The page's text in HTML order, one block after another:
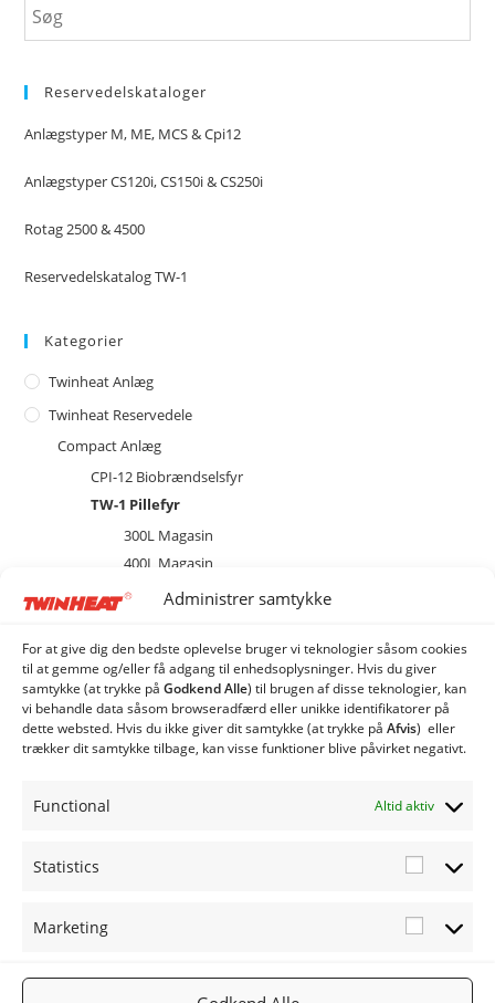
Administrer samtykke
For at give dig den bedste oplevelse bruger vi teknologier såsom cookies
til at gemme og/eller få adgang til enhedsoplysninger. Hvis du giver
samtykke (at trykke på Godkend Alle) til brugen af ​​disse teknologier, kan
vi behandle data såsom browseradfærd eller unikke identifikatorer på
dette websted. Hvis du ikke giver dit samtykke (at trykke på Afvis) eller
trækker dit samtykke tilbage, kan visse funktioner blive påvirket negativt.
Functional Altid aktiv
Statistics
Marketing
Reservedelskataloger
Anlægstyper M, ME, MCS & Cpi12
Anlægstyper CS120i, CS150i & CS250i
Rotag 2500 & 4500
Reservedelskatalog TW-1
Kategorier
Twinheat Anlæg
Twinheat Reservedele
Compact Anlæg
CPI-12 Biobrændselsfyr
TW-1 Pillefyr
300L Magasin
400L Magasin
brænder
Ekstraudstyr og tilbehør
EL
Kedel
Combi Anlæg
Industri Anlæg
Facebook
Gå til